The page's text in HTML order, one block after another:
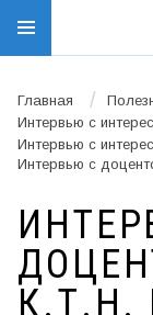
Главная /
Интервью с
Интервью с
Интервью с